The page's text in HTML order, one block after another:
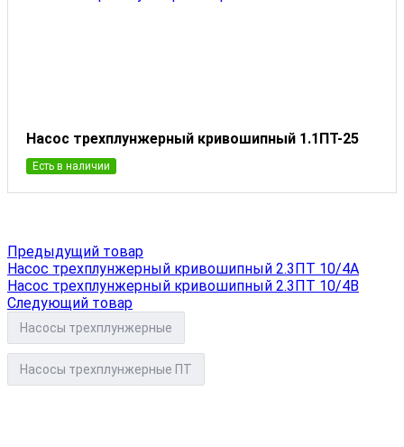
Насос трехплунжерный кривошипный 1.1ПТ-25
Есть в наличии
Предыдущий товар
Насос трехплунжерный кривошипный 2.3ПТ 10/4А
Насос трехплунжерный кривошипный 2.3ПТ 10/4В
Следующий товар
Насосы трехплунжерные
Насосы трехплунжерные ПТ